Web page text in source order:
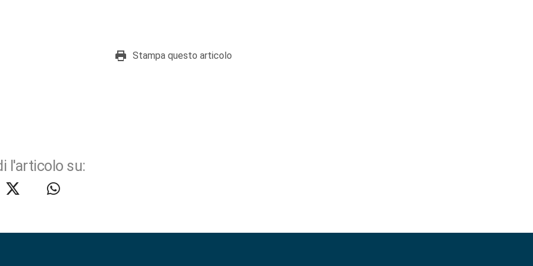
Stampa questo articolo
l'articolo su: